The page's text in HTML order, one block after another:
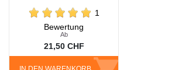
Ab
21,50 CHF
1
Bewertung